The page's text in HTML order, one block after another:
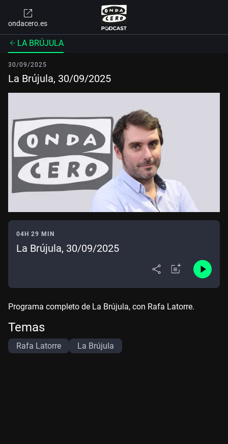
ondacero.es
LA BRÚJULA
30/09/2025
La Brújula, 30/09/2025
04H 29 MIN
La Brújula, 30/09/2025
Programa completo de La Brújula, con Rafa Latorre.
Temas
Rafa Latorre La Brújula